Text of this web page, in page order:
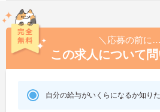
＼応募の前に
この求人について
自分の給与がいくらになるか知り